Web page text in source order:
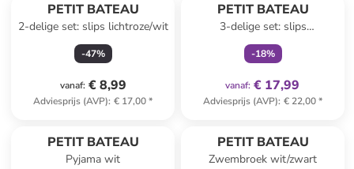
PETIT BATEAU
2-delige set: slips lichtroze/wit
-47%
vanaf: € 8,99
Adviesprijs (AVP): € 17,00*
PETIT BATEAU
3-delige set: slips
wit/donkerblauw
-18%
vanaf: € 17,99
Adviesprijs (AVP): € 22,00*
PETIT BATEAU
Pyjama wit
PETIT BATEAU
Zwembroek wit/zwart